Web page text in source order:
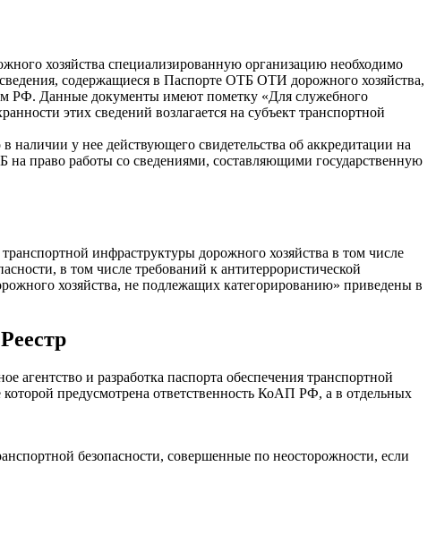
хозяйства специализированную организацию необходимо
содержащиеся в Паспорте ОТБ ОТИ дорожного хозяйства,
РФ. Данные документы имеют пометку «Для служебного
этих сведений возлагается на субъект транспортной
у нее действующего свидетельства об аккредитации на
право работы со сведениями, составляющими государственную
инфраструктуры дорожного хозяйства в том числе
в том числе требований к антитеррористической
хозяйства, не подлежащих категорированию» приведены в
и разработка паспорта обеспечения транспортной
предусмотрена ответственность КоАП РФ, а в отдельных
безопасности, совершенные по неосторожности, если